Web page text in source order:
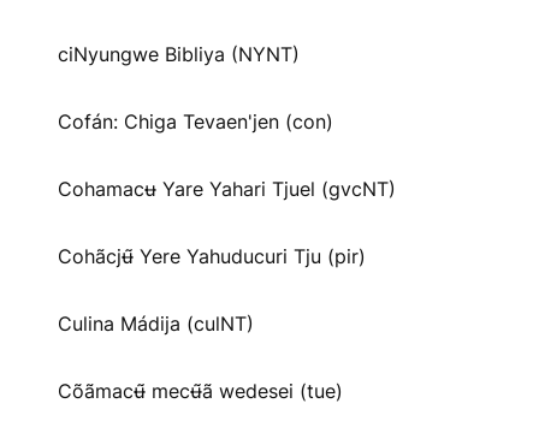
ciNyungwe Bibliya (NYNT)
Cofán: Chiga Tevaen'jen (con)
Cohamacʉ Yare Yahari Tjuel (gvcNT)
Cohãcjʉ̃ Yere Yahuducuri Tju (pir)
Culina Mádija (culNT)
Cõãmacʉ̃ mecʉ̃ã wedesei (tue)